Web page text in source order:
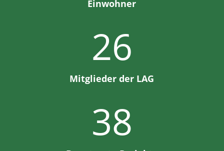
Einwohner
26
Mitglieder der LAG
38